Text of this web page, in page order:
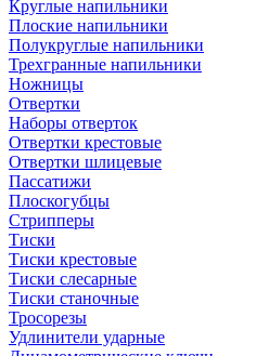
Круглые напильники
Плоские напильники
Полукруглые напильники
Трехгранные напильники
Ножницы
Отвертки
Наборы отверток
Отвертки крестовые
Отвертки шлицевые
Пассатижи
Плоскогубцы
Стрипперы
Тиски
Тиски крестовые
Тиски слесарные
Тиски станочные
Тросорезы
Удлинители ударные